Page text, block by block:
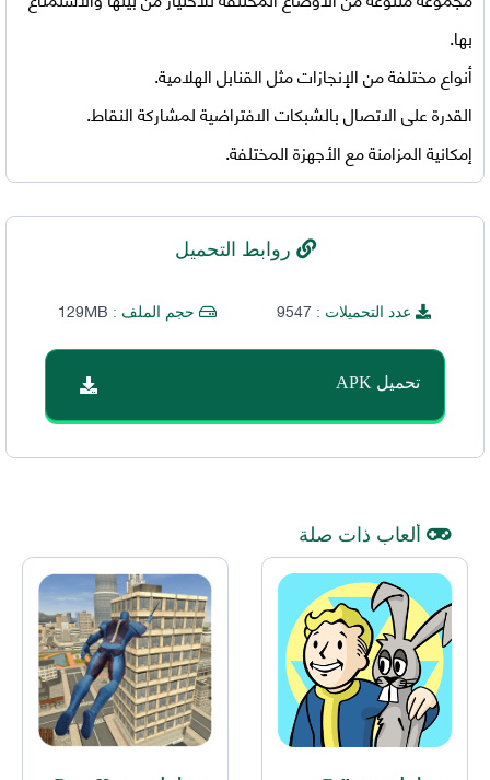
بها.
أنواع مختلفة من الإنجازات مثل القنابل الهلامية.
القدرة على الاتصال بالشبكات الافتراضية لمشاركة النقاط.
إمكانية المزامنة مع الأجهزة المختلفة.
روابط التحميل
عدد التحميلات :9547 حجم الملف : 129MB
تحميل APK
ألعاب ذات صلة